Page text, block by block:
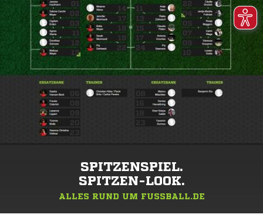
SPITZENSPIEL.
SPITZEN-LOOK.
ALLES RUND UM FUSSBALL.DE